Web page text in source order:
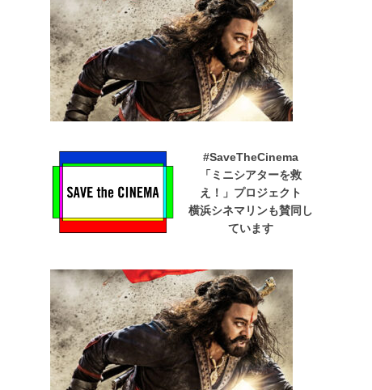
#SaveTheCinema
「ミニシアターを救
え！」プロジェクト
横浜シネマリンも賛同し
ています